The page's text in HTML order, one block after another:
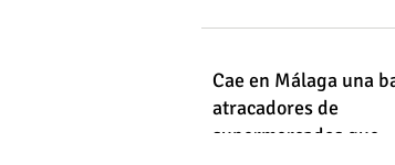
Cae en Málaga una
atracadores de
supermercados que